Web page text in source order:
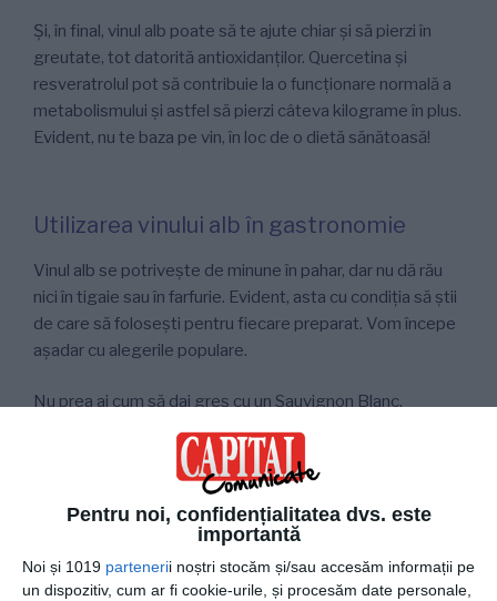
Pentru noi, confidențialitatea dvs. este
importantă
Noi și 1019 partenerii noștri stocăm și/sau accesăm informații pe
un dispozitiv, cum ar fi cookie-urile, și procesăm date personale,
Și, în final, vinul alb poate să te ajute chiar și să pierzi în
greutate, tot datorită antioxidanților. Quercetina și
resveratrolul pot să contribuie la o funcționare normală a
metabolismului și astfel să pierzi câteva kilograme în plus.
Evident, nu te baza pe vin, în loc de o dietă sănătoasă!
Utilizarea vinului alb în gastronomie
Vinul alb se potrivește de minune în pahar, dar nu dă rău
nici în tigaie sau în farfurie. Evident, asta cu condiția să știi
de care să folosești pentru fiecare preparat. Vom începe
așadar cu alegerile populare.
Nu prea ai cum să dai greș cu un Sauvignon Blanc.
Acidulat și cu un conținut moderat de alcool, se va
evapora rapid atunci când îl folosești în mâncare. De
preferat va fi să-l adaugi când faci fructe de mare sau
sosuri cu smântână.
Dacă vrei ceva care să potențeze aromele, mergi pe
Sherry. Acest tip de vin va da o notă de complexitate